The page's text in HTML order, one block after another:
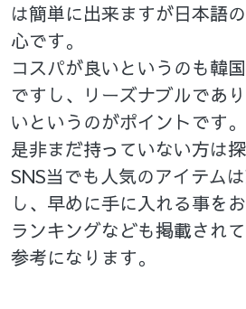
は簡単に出来ますが日本語
心です。
コスパが良いというのも韓
ですし、リーズナブルであ
いというのがポイントです。
是非まだ持っていない方は
SNS当でも人気のアイテム
し、早めに手に入れる事を
ランキングなども掲載され
参考になります。